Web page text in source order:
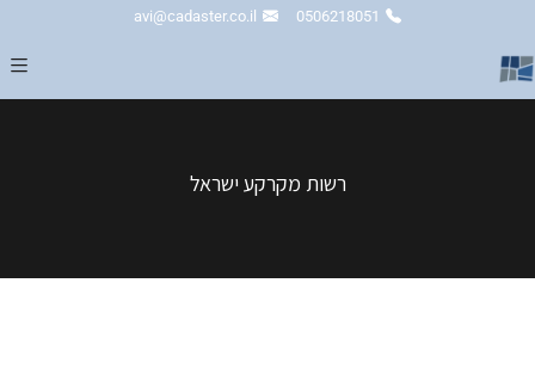
0506218051
avi@cadaster.co.il
רשות מקרקע ישראל